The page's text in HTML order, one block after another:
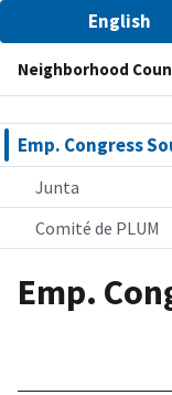
English
Neighborhood
Emp. Congress
Junta
Comité de PLUM
Emp.